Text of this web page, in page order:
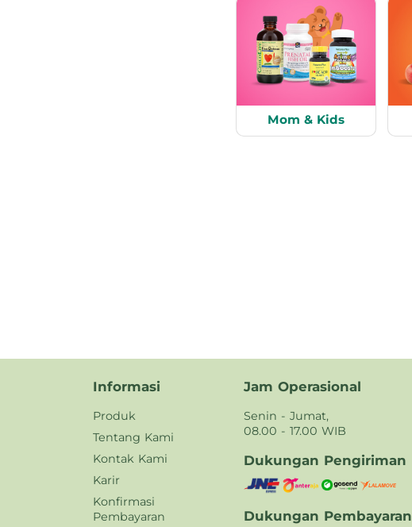
Mom & Kids
Informasi
Produk
Tentang Kami
Kontak Kami
Karir
Konfirmasi
Pembayaran
Jam Operasional
Senin - Jumat,
08.00 - 17.00 WIB
Dukungan Pengiriman
Dukungan Pembayaran